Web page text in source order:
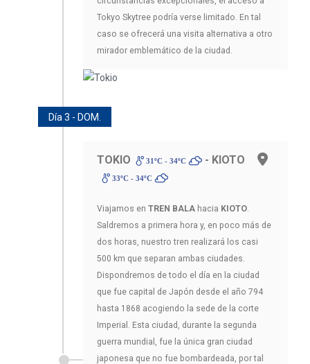
Tokyo Skytree podría verse limitado. En tal
caso se ofrecerá una visita alternativa a otro
mirador emblemático de la ciudad.
Día 3 - DOM.
TOKIO 31ºC - 34ºC - KIOTO
33ºC - 34ºC
Viajamos en TREN BALA hacia KIOTO.
Saldremos a primera hora y, en poco más de
dos horas, nuestro tren realizará los casi
500 km que separan ambas ciudades.
Dispondremos de todo el día en la ciudad
que fue capital de Japón desde el año 794
hasta 1868 acogiendo la sede de la corte
Imperial. Esta ciudad, durante la segunda
guerra mundial, fue la única gran ciudad
japonesa que no fue bombardeada, por tal